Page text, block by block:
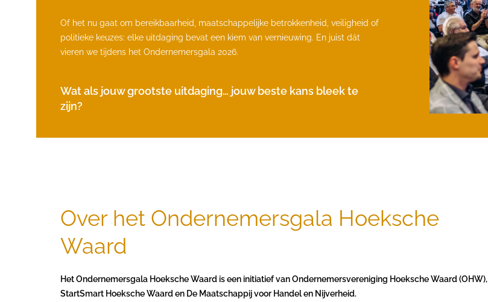
Of het nu gaat om bereikbaarheid, maatschappelijke betrokkenheid, veiligheid of
politieke keuzes: elke uitdaging bevat een kiem van vernieuwing. En juist dát
vieren we tijdens het Ondernemersgala 2026.
Wat als jouw grootste uitdaging… jouw beste kans bleek te
zijn?
Over het Ondernemersgala Hoeksche
Waard
Het Ondernemersgala Hoeksche Waard is een initiatief van Ondernemersvereniging Hoeksche Waard (OHW),
StartSmart Hoeksche Waard en De Maatschappij voor Handel en Nijverheid.